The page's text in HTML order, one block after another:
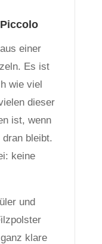
einer
Es ist
wie viel
dieser
ist, wenn
bleibt.
keine
und
klare